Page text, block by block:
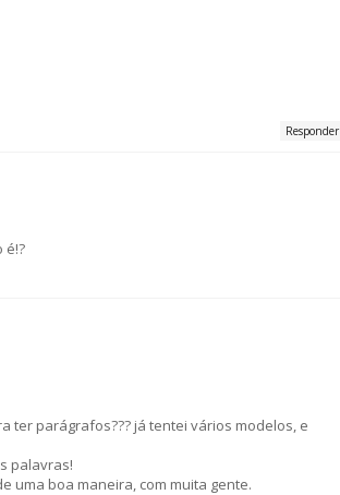
Responder
é!?
ter parágrafos??? já tentei vários modelos, e
palavras!
uma boa maneira, com muita gente.